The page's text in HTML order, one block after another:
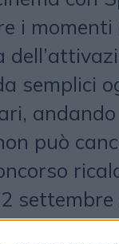
i
semplici
può
settembre
fin